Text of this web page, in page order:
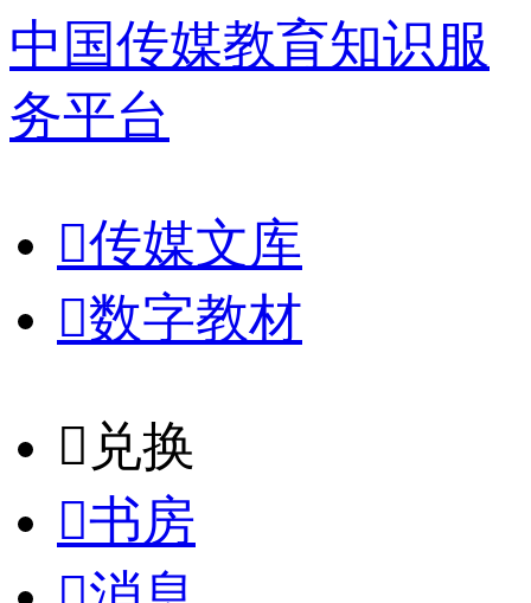
中国传媒教育知识服
务平台
传媒文库
数字教材
𐈈 兑换
书房